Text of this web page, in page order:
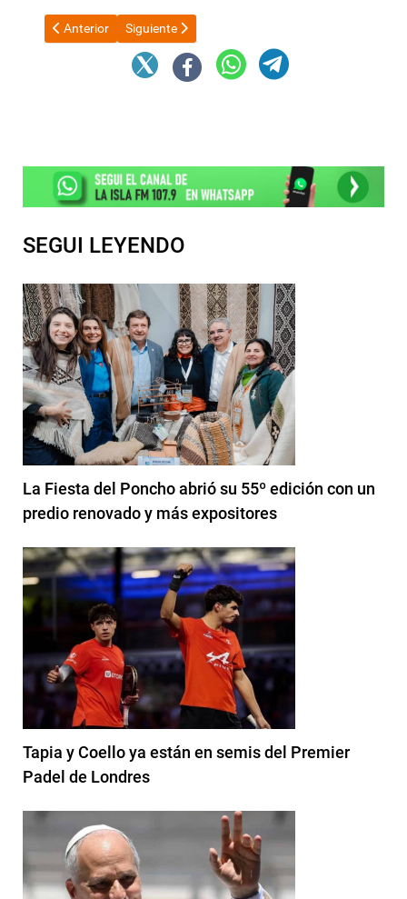
Artículo anterior: "Error circunstancial": la explicación del
Anterior Artículo siguiente: Sesión doble en Diputados:
Siguiente
SEGUI LEYENDO
La Fiesta del Poncho abrió su 55º edición con un
predio renovado y más expositores
Tapia y Coello ya están en semis del Premier
Padel de Londres